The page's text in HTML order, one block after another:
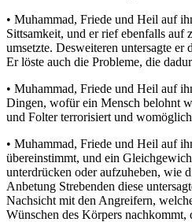
• Muhammad, Friede und Heil auf
Sittsamkeit, und er rief ebenfalls auf
umsetzte. Desweiteren untersagte
Er löste auch die Probleme, die
• Muhammad, Friede und Heil auf
Dingen, wofür ein Mensch belohnt
und Folter terrorisiert und
• Muhammad, Friede und Heil auf
übereinstimmt, und ein
unterdrücken oder aufzuheben, wie
Anbetung Strebenden diese
Nachsicht mit den Angreifern,
Wünschen des Körpers nachkommt,